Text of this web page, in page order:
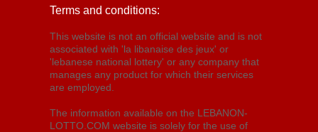
Terms and conditions:
This website is not an official website and is not
associated with 'la libanaise des jeux' or
'lebanese national lottery' or any company that
manages any product for which their services
are employed.
The information available on the LEBANON-
LOTTO.COM website is solely for the use of